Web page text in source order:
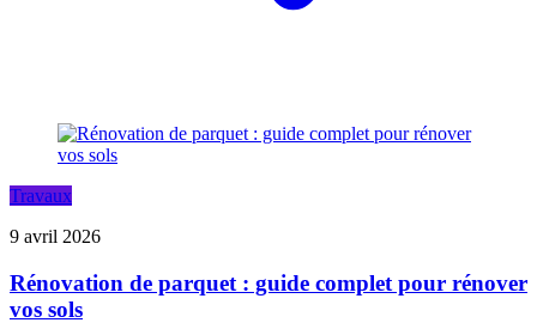
Travaux
9 avril 2026
Rénovation de parquet : guide complet pour rénover
vos sols